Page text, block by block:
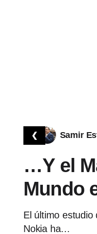
❮
By Samir
…Y el
Mundo
El último estudio
Nokia ha…